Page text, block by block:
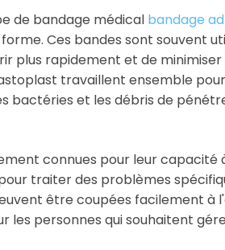
de bandage médical bandage
Ces bandes sont souvent
plus rapidement et de minimiser
travaillent ensemble
bactéries et les débris de
connues pour leur capacité
traiter des problèmes
être coupées facilement à
les personnes qui souhaitent